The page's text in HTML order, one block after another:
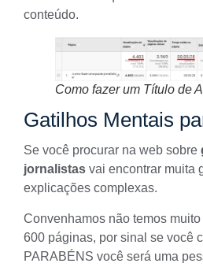
conteúdo.
Como fazer um Título de
Gatilhos Mentais
Se você procurar na web sobre
jornalistas vai encontrar muita
explicações complexas.
Convenhamos não temos
600 páginas, por sinal se você
PARABÉNS você será uma